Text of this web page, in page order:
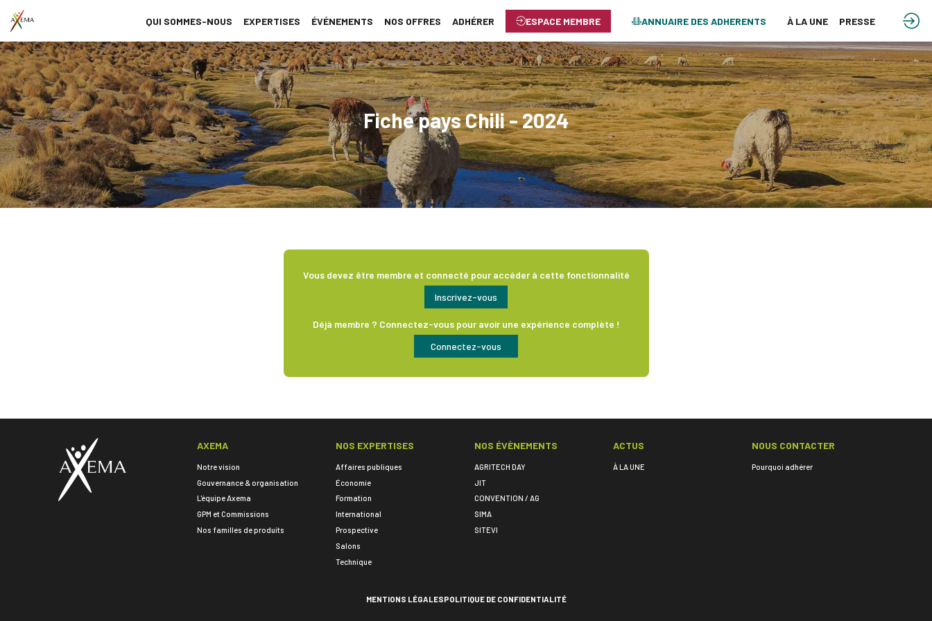
QUI SOMMES-NOUS EXPERTISES ÉVÉNEMENTS NOS OFFRES ADHÉRER ESPACE MEMBRE ANNUAIRE DES ADHERENTS À LA UNE PRESSE
Fiche pays Chili - 2024
Vous devez être membre et connecté pour accéder à cette fonctionnalité
Inscrivez-vous
Déjà membre ? Connectez-vous pour avoir une expérience complète !
Connectez-vous
AXEMA
Notre vision
Gouvernance & organisation
L'équipe Axema
GPM et Commissions
Nos familles de produits
NOS EXPERTISES
Affaires publiques
Économie
Formation
International
Prospective
Salons
Technique
NOS ÉVÈNEMENTS
AGRITECH DAY
JIT
CONVENTION / AG
SIMA
SITEVI
ACTUS
À LA UNE
NOUS CONTACTER
Pourquoi adhérer
MENTIONS LÉGALESPOLITIQUE DE CONFIDENTIALITÉ